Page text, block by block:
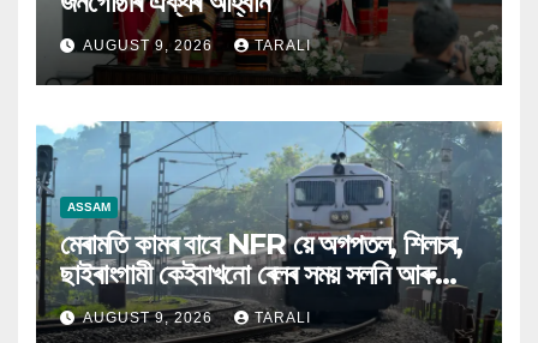
AUGUST 9, 2026 TARALI
ASSAM
মেৰামতি কামৰ বাবে NFR য়ে অগপতল, শিলচৰ,
ছাইৰাংগামী কেইবাখনো ৰেলৰ সময় সলনি আৰু
বাতিল কৰিলে
AUGUST 9, 2026 TARALI